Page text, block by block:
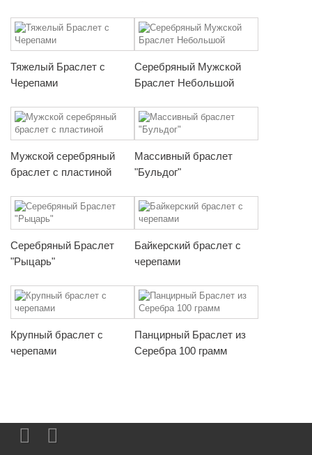
Тяжелый Браслет с
Черепами
Серебряный Мужской
Браслет Небольшой
Мужской серебряный
браслет с пластиной
Массивный браслет
"Бульдог"
Серебряный Браслет
"Рыцарь"
Байкерский браслет с
черепами
Крупный браслет с
черепами
Панцирный Браслет из
Серебра 100 грамм